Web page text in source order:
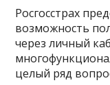
Росгосстрах
возможность
через личный
целый ряд